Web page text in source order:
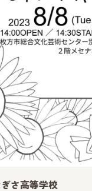
さ高等学校